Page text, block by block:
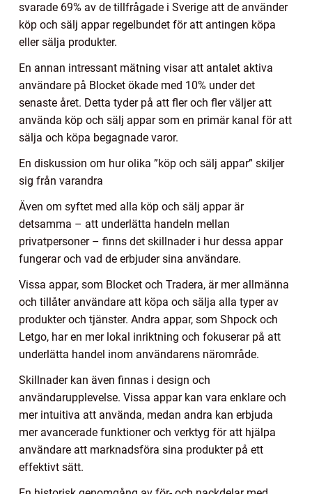
svarade 69% av de tillfrågade i Sverige att de använder
köp och sälj appar regelbundet för att antingen köpa
eller sälja produkter.
En annan intressant mätning visar att antalet aktiva
användare på Blocket ökade med 10% under det
senaste året. Detta tyder på att fler och fler väljer att
använda köp och sälj appar som en primär kanal för att
sälja och köpa begagnade varor.
En diskussion om hur olika ”köp och sälj appar” skiljer
sig från varandra
Även om syftet med alla köp och sälj appar är
detsamma – att underlätta handeln mellan
privatpersoner – finns det skillnader i hur dessa appar
fungerar och vad de erbjuder sina användare.
Vissa appar, som Blocket och Tradera, är mer allmänna
och tillåter användare att köpa och sälja alla typer av
produkter och tjänster. Andra appar, som Shpock och
Letgo, har en mer lokal inriktning och fokuserar på att
underlätta handel inom användarens närområde.
Skillnader kan även finnas i design och
användarupplevelse. Vissa appar kan vara enklare och
mer intuitiva att använda, medan andra kan erbjuda
mer avancerade funktioner och verktyg för att hjälpa
användare att marknadsföra sina produkter på ett
effektivt sätt.